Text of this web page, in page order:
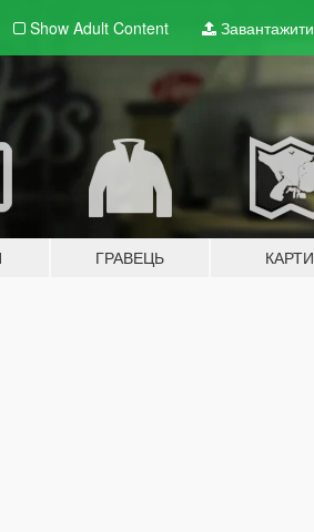
Show Adult Content Завантажити
ГРАВЕЦЬ КАРТИ